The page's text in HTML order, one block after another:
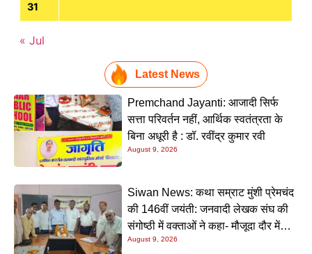
31
« Jul
Latest News
Premchand Jayanti: आजादी सिर्फ
सत्ता परिवर्तन नहीं, आर्थिक स्वतंत्रता के
बिना अधूरी है : डॉ. रवींद्र कुमार रवी
August 9, 2026
Siwan News: कथा सम्राट मुंशी प्रेमचंद
की 146वीं जयंती: जनवादी लेखक संघ की
संगोष्ठी में वक्ताओं ने कहा- मौजूदा दौर में
प्रेमचंद की रचनाएं और अधिक प्रासंगिक
August 9, 2026